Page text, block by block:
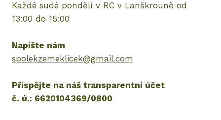
Každé sudé pondělí v RC v Lanškrouně od
13:00 do 15:00
Napište nám
spolekzemeklicek@gmail.com
Přispějte na náš transparentní účet
č. ú.: 6620104369/0800